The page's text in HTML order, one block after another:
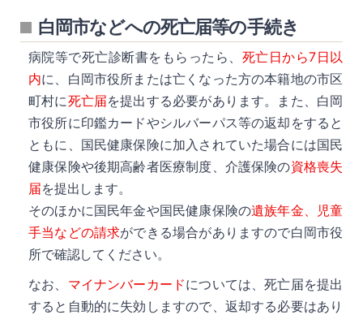
白岡市などへの死亡届等の手続き
病院等で死亡診断書をもらったら、 死亡日から7日以
内に、白岡市役所または亡くなった方の本籍地の市区
町村に死亡届を提出する必要があります。また、白岡
市役所に印鑑カードやシルバーパス等の返却をすると
ともに、国民健康保険に加入されていた場合には国民
健康保険や後期高齢者医療制度、介護保険の資格喪失
届を提出します。
そのほかに国民年金や国民健康保険の遺族年金、児童
手当などの請求ができる場合がありますので白岡市役
所で確認してください。
なお、 マイナンバーカードについては、死亡届を提出
すると自動的に失効しますので、返却する必要はあり